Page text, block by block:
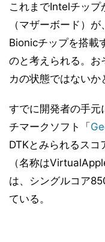
これまでIntelチップ
（マザーボード）
Bionicチップを搭載
のと考えられる。お
カの状態ではないか
すでに開発者の手元
チマークソフト「
DTKとみられるスコ
（名称は
は、シングルコア
ている。